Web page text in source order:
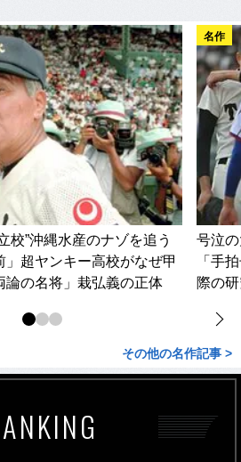
校”沖縄水産のナゾを追う
」超ヤンキー高校がなぜ甲
論の名将」栽弘義の正体
名作
号泣
「手
際の
その他の名作記事 >